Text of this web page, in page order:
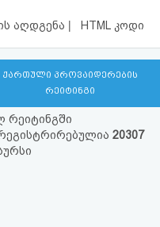
აღდგენა | HTML კოდი
ქართული პროვაიდერების
რეიტინგი
რეიტინგში
20307